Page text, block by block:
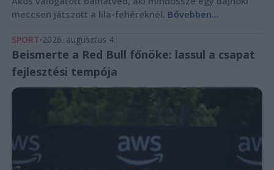
meccsen játszott a lila-fehéreknél. Bővebben...
SPORT 2026. augusztus 4.
Beismerte a Red Bull főnöke: lassul a csapat
fejlesztési tempója